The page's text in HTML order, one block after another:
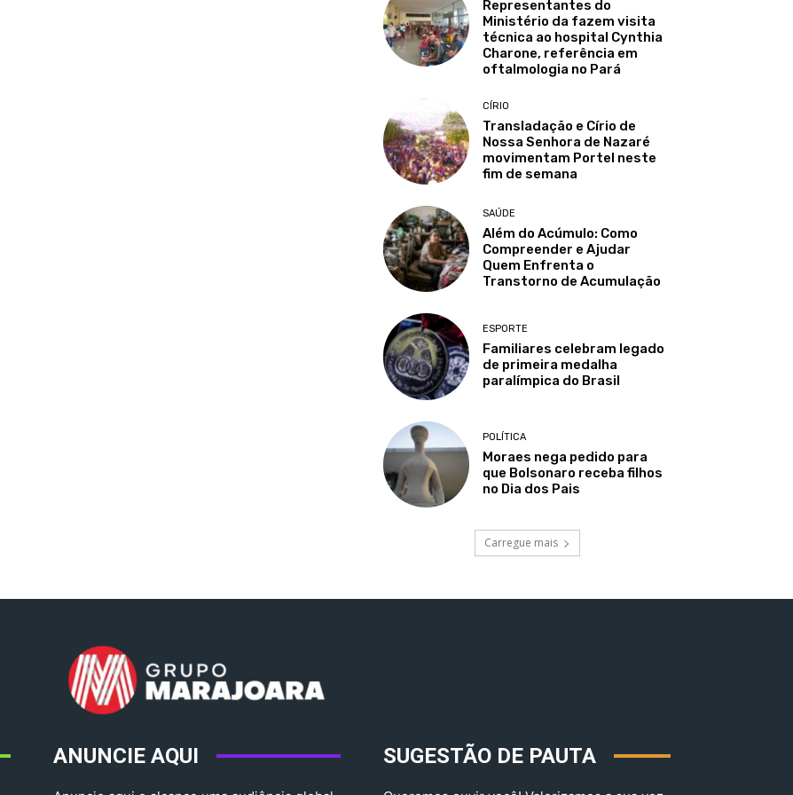
Representantes do
Ministério da fazem visita
técnica ao hospital Cynthia
Charone, referência em
oftalmologia no Pará
CÍRIO
Transladação e Círio de
Nossa Senhora de Nazaré
movimentam Portel neste
fim de semana
SAÚDE
Além do Acúmulo: Como
Compreender e Ajudar
Quem Enfrenta o
Transtorno de Acumulação
ESPORTE
Familiares celebram legado
de primeira medalha
paralímpica do Brasil
POLÍTICA
Moraes nega pedido para
que Bolsonaro receba filhos
no Dia dos Pais
Carregue mais
ANUNCIE AQUI SUGESTÃO DE PAUTA